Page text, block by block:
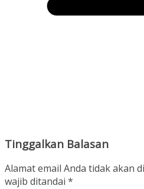
Tinggalkan Balasan
Alamat email Anda tidak akan
wajib ditandai *